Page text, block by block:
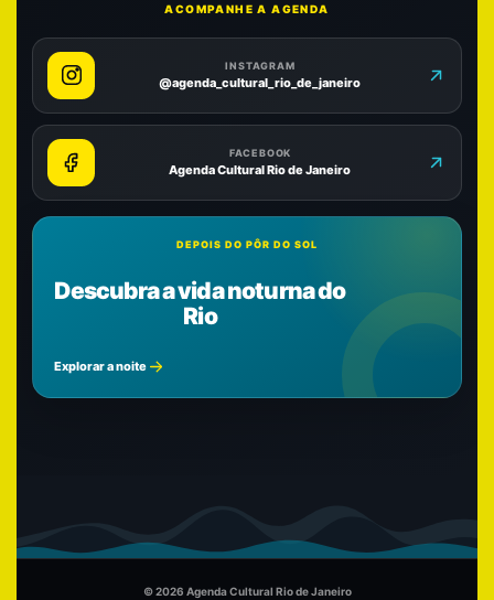
ACOMPANHE A AGENDA
INSTAGRAM
@agenda_cultural_rio_de_janeiro
FACEBOOK
Agenda Cultural Rio de Janeiro
DEPOIS DO PÔR DO SOL
Descubra a vida noturna do
Rio
Explorar a noite
© 2026 Agenda Cultural Rio de Janeiro